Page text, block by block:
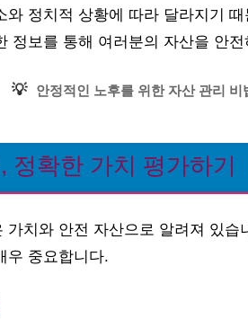
와 정치적 상황에 따라 달라지기
정보를 통해 여러분의 자산을 안
💡 안정적인 노후를 위한 자산 관리 비
정확한 가치 평가하기
가치와 안전 자산으로 알려져 있
우 중요합니다.